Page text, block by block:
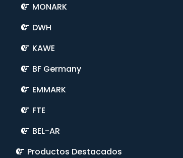
MONARK
DWH
KAWE
BF Germany
EMMARK
FTE
BEL-AR
Productos Destacados